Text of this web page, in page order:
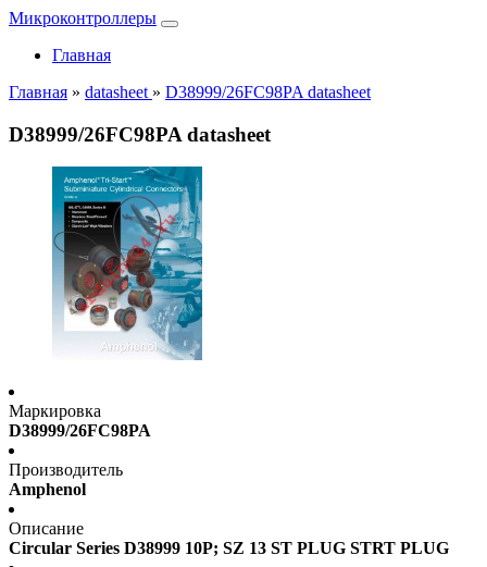
Микроконтроллеры
Главная
Главная » datasheet » D38999/26FC98PA datasheet
D38999/26FC98PA datasheet
Маркировка
D38999/26FC98PA
Производитель
Amphenol
Описание
Circular Series D38999 10P; SZ 13 ST PLUG STRT PLUG